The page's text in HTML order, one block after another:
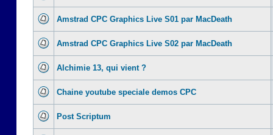
Amstrad CPC Graphics Live S01 par MacDeath
Amstrad CPC Graphics Live S02 par MacDeath
Alchimie 13, qui vient ?
Chaine youtube speciale demos CPC
Post Scriptum